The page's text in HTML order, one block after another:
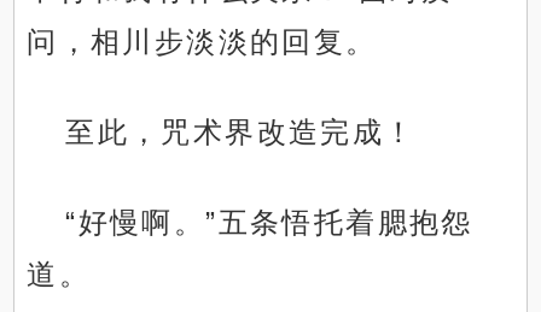
问，相川步淡淡的回复。
至此，咒术界改造完成！
“好慢啊。”五条悟托着腮抱怨
道。